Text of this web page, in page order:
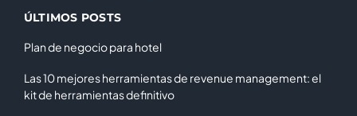
ÚLTIMOS POSTS
Plan de negocio para hotel
Las 10 mejores herramientas de revenue management: el
kit de herramientas definitivo